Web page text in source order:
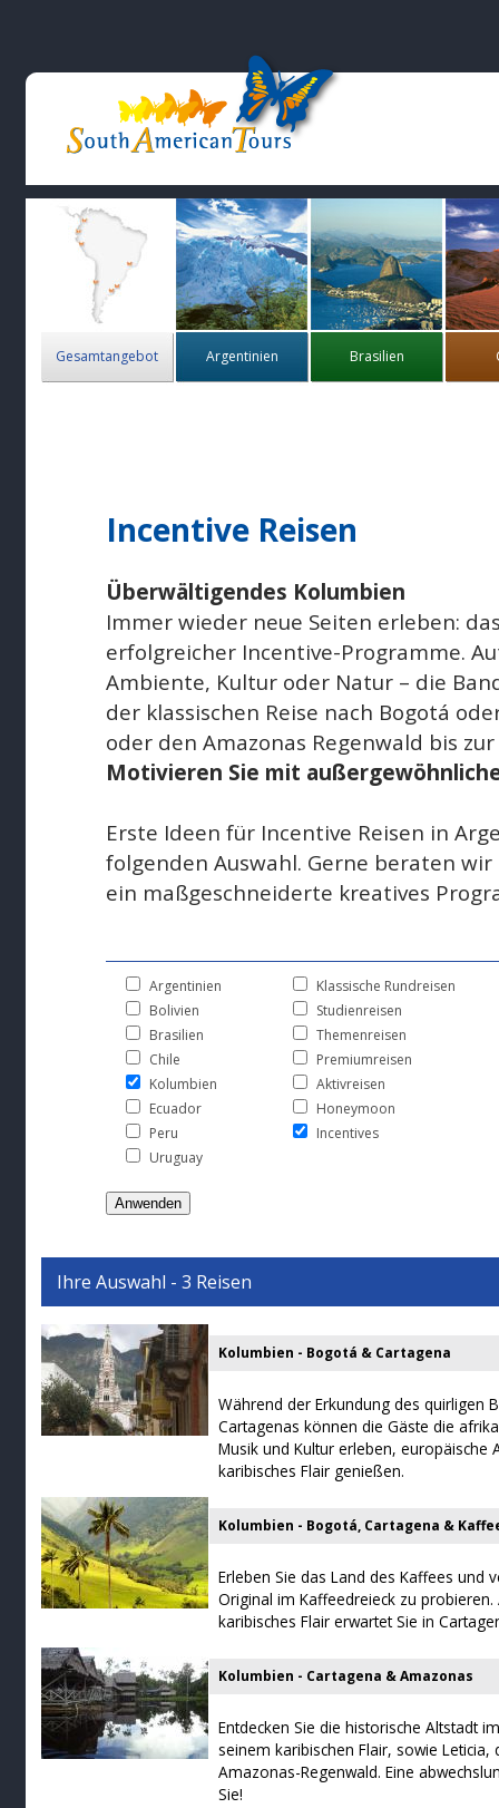
Gesamtangebot Argentinien Brasilien
Incentive Reisen
Überwältigendes Kolumbien
Immer wieder neue Seiten erleben:
erfolgreicher Incentive-Programme.
Ambiente, Kultur oder Natur – die
der klassischen Reise nach Bogotá
oder den Amazonas Regenwald bis
Motivieren Sie mit
Erste Ideen für Incentive Reisen in
folgenden Auswahl. Gerne beraten
ein maßgeschneiderte kreatives
Argentinien
Bolivien
Brasilien
Chile
Kolumbien
Ecuador
Peru
Uruguay
Klassische Rundreisen
Studienreisen
Themenreisen
Premiumreisen
Aktivreisen
Honeymoon
Incentives
Ihre Auswahl - 3 Reisen
Kolumbien - Bogotá & Cartagena
Während der Erkundung des quirligen
Cartagenas können die Gäste die
Musik und Kultur erleben, europäische
karibisches Flair genießen.
Kolumbien - Bogotá, Cartagena &
Erleben Sie das Land des Kaffees und
Original im Kaffeedreieck zu
karibisches Flair erwartet Sie in
Kolumbien - Cartagena & Amazonas
Entdecken Sie die historische Altstadt
seinem karibischen Flair, sowie
Amazonas-Regenwald. Eine
Sie!